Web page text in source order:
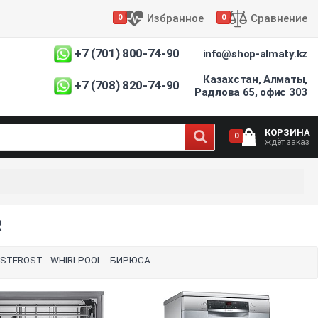
0 Избранное 0 Сравнение
см встроенная
встраиваемая
посудомоечных
интернет
узкая
настольная
+7 (701) 800-74-90
+7 (708) 820-74-90
info@shop-almaty.kz
Казахстан, Алматы,
Радлова 65, офис 303
0 КОРЗИНА
ждёт заказ
WHIRLPOOL БИРЮСА